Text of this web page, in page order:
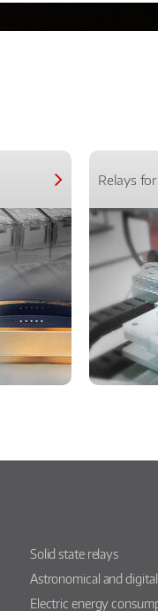
Relays
Solid state relays
Astronomical and
Electric energy